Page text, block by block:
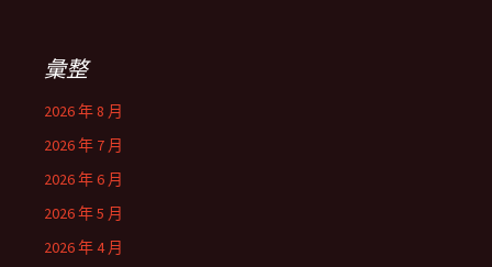
彙整
2026 年 8 月
2026 年 7 月
2026 年 6 月
2026 年 5 月
2026 年 4 月